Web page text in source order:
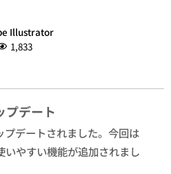
Illustrator
1,833
デート
デートされました。今回は
いやすい機能が追加されまし